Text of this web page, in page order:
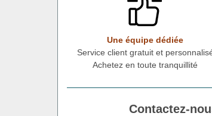
Une équipe dédiée
Service client gratuit et
Achetez en toute tranquillité
Contactez-